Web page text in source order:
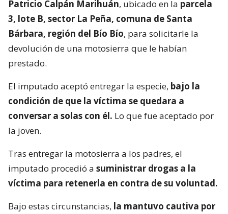
Patricio Calpán Marihuán, ubicado en la parcela
3, lote B, sector La Peña, comuna de Santa
Bárbara, región del Bío Bío, para solicitarle la
devolución de una motosierra que le habían
prestado.
El imputado aceptó entregar la especie, bajo la
condición de que la víctima se quedara a
conversar a solas con él. Lo que fue aceptado por
la joven.
Tras entregar la motosierra a los padres, el
imputado procedió a suministrar drogas a la
víctima para retenerla en contra de su voluntad.
Bajo estas circunstancias, la mantuvo cautiva por